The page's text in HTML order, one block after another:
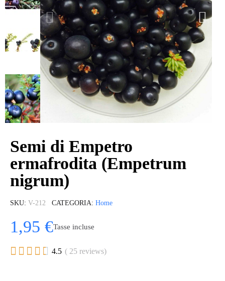
Semi di Empetro
ermafrodita (Empetrum
nigrum)
SKU V-212 CATEGORIA Home
1,95 €Tasse incluse
     4.5 ( 25 reviews)